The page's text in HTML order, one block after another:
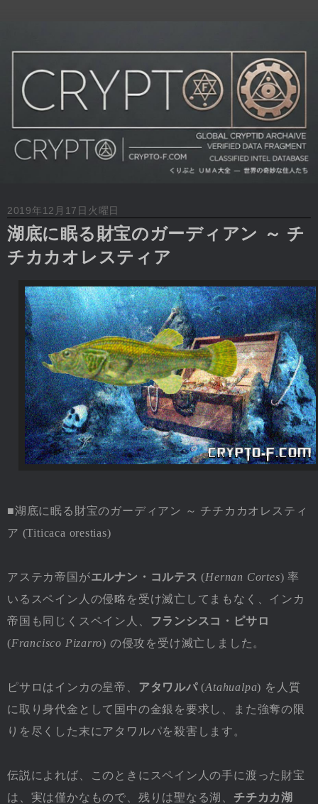
2019年12月17日火曜日
湖底に眠る財宝のガーディアン ～ チ
チカカオレスティア
■湖底に眠る財宝のガーディアン ～ チチカカオレスティ
ア (Titicaca orestias)
アステカ帝国がエルナン・コルテス (Hernan Cortes) 率
いるスペイン人の侵略を受け滅亡してまもなく、インカ
帝国も同じくスペイン人、 フランシスコ・ピサロ
(Francisco Pizarro) の侵攻を受け滅亡しました。
ピサロはインカの皇帝、 アタワルパ(Atahualpa) を人質
に取り身代金として国中の金銀を要求し、また強奪の限
りを尽くした末にアタワルパを殺害します。
伝説によれば、このときにスペイン人の手に渡った財宝
は、実は僅かなもので、残りは聖なる湖、 チチカカ湖